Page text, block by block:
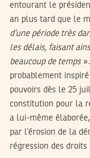
entourant le
an plus tard que le
d’une période très
les délais, faisant
beaucoup de temps».
probablement
pouvoirs dès le 25
constitution pour la
a lui-même
par l’érosion de la
régression des droits